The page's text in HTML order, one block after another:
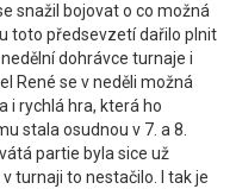
snažil bojovat o co možná
toto předsevzetí dařilo plnit
dohrávce turnaje i
René se v neděli možná
i rychlá hra, která ho
stala osudnou v 7. a 8.
partie byla sice už
turnaji to nestačilo. I tak je